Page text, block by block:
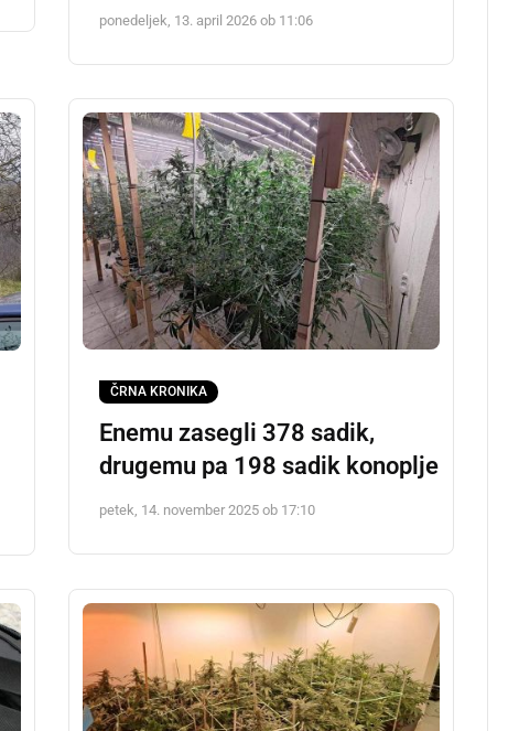
ponedeljek, 13. april 2026 ob 11:06
ČRNA KRONIKA
Enemu zasegli 378 sadik,
drugemu pa 198 sadik konoplje
petek, 14. november 2025 ob 17:10